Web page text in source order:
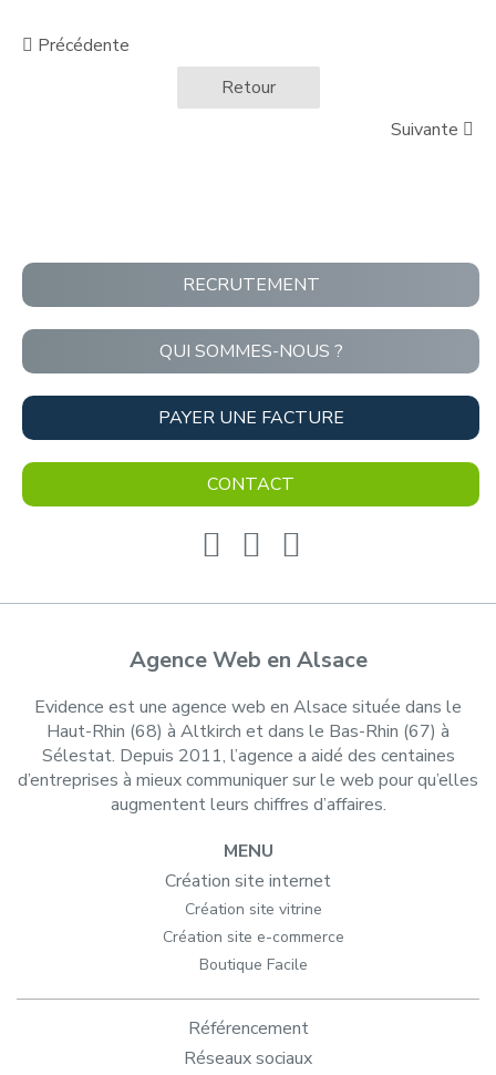
Précédente
Retour
Suivante
RECRUTEMENT
QUI SOMMES-NOUS ?
PAYER UNE FACTURE
CONTACT
Agence Web en Alsace
Evidence est une agence web en Alsace située dans le
Haut-Rhin (68) à Altkirch et dans le Bas-Rhin (67) à
Sélestat. Depuis 2011, l’agence a aidé des centaines
d’entreprises à mieux communiquer sur le web pour qu’elles
augmentent leurs chiffres d’affaires.
MENU
Création site internet
Création site vitrine
Création site e-commerce
Boutique Facile
Référencement
Réseaux sociaux